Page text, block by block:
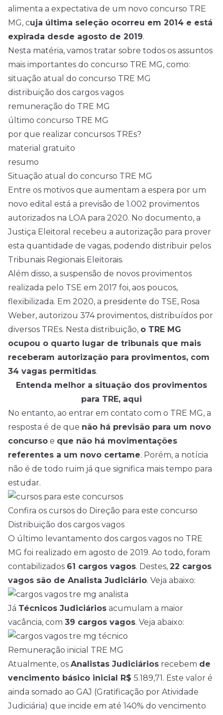
alimenta a expectativa de um novo concurso TRE
MG, cuja última seleção ocorreu em 2014 e está
expirada desde agosto de 2019.
Nesta matéria, vamos tratar sobre todos os assuntos
mais importantes do concurso TRE MG, como:
situação atual do concurso TRE MG
distribuição dos cargos vagos
remuneração do TRE MG
último concurso TRE MG
por que realizar concursos TREs?
material gratuito
resumo
Situação atual do concurso TRE MG
Entre os motivos que aumentam a espera por um
novo edital está a previsão de 1.002 provimentos
autorizados na LOA para 2020. No documento, a
Justiça Eleitoral recebeu a autorização para prover
esta quantidade de vagas, podendo distribuir pelos
Tribunais Regionais Eleitorais.
Além disso, a suspensão de novos provimentos
realizada pelo TSE em 2017 foi, aos poucos,
flexibilizada. Em 2020, a presidente do TSE, Rosa
Weber, autorizou 374 provimentos, distribuídos por
diversos TREs. Nesta distribuição, o TRE MG
ocupou o quarto lugar de tribunais que mais
receberam autorização para provimentos, com
34 vagas permitidas.
Entenda melhor a situação dos provimentos
para TRE, aqui
No entanto, ao entrar em contato com o TRE MG, a
resposta é de que não há previsão para um novo
concurso e que não há movimentações
referentes a um novo certame. Porém, a notícia
não é de todo ruim já que significa mais tempo para
estudar.
Confira os cursos do Direção para este concurso
Distribuição dos cargos vagos
O último levantamento dos cargos vagos no TRE
MG foi realizado em agosto de 2019. Ao todo, foram
contabilizados 61 cargos vagos. Destes, 22 cargos
vagos são de Analista Judiciário. Veja abaixo:
Já Técnicos Judiciários acumulam a maior
vacância, com 39 cargos vagos. Veja abaixo:
Remuneração inicial TRE MG
Atualmente, os Analistas Judiciários recebem de
vencimento básico inicial R$ 5.189,71. Este valor é
ainda somado ao GAJ (Gratificação por Atividade
Judiciária) que incide em até 140% do vencimento